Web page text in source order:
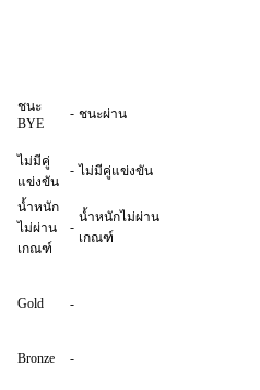
ชนะ
BYE
- ชนะผ่าน
ไม่มีคู่
แข่งขัน
- ไม่มีคู่แข่งขัน
น้ำหนัก
ไม่ผ่าน
เกณฑ์
-
น้ำหนักไม่ผ่าน
เกณฑ์
Gold -
Bronze -